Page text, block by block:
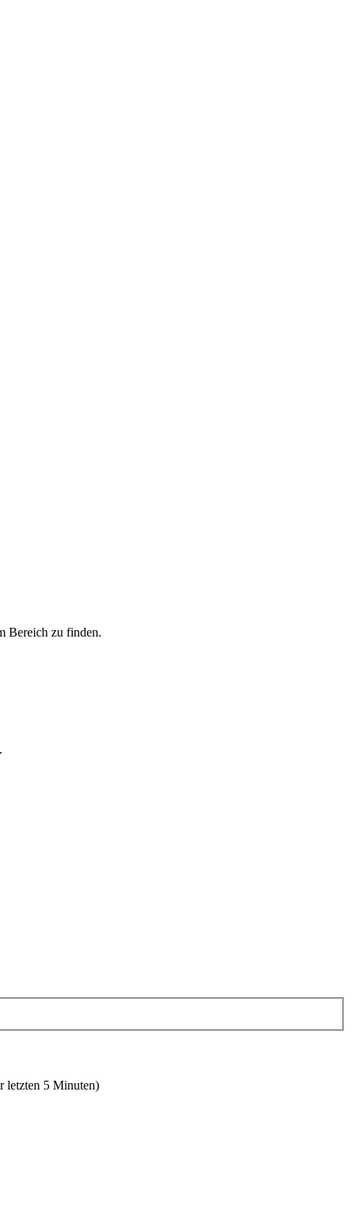
Bereich zu finden.
letzten 5 Minuten)